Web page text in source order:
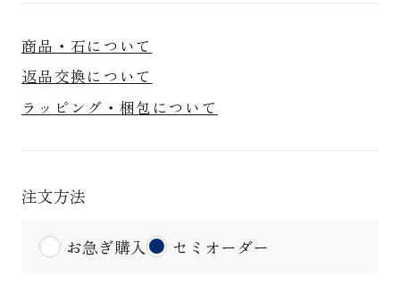
商品・石について
返品交換について
ラッピング・梱包について
注文方法
お急ぎ購入 セミオーダー